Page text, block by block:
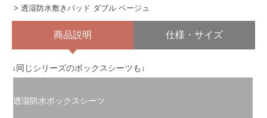
透湿防水敷きパッド ダブル ベージュ
商品説明 仕様・サイズ
↓同じシリーズのボックスシーツも↓
透湿防水ボックスシーツ